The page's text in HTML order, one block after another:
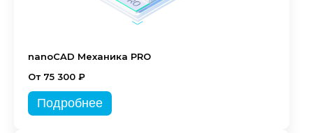
nanoCAD Механика PRO
От 75 300 ₽
Подробнее